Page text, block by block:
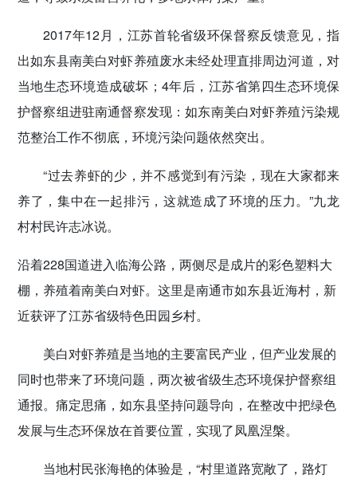
2017年12月，江苏首轮省级环保督察反馈意见，指
出如东县南美白对虾养殖废水未经处理直排周边河道，对
当地生态环境造成破坏；4年后，江苏省第四生态环境保
护督察组进驻南通督察发现：如东南美白对虾养殖污染规
范整治工作不彻底，环境污染问题依然突出。
“过去养虾的少，并不感觉到有污染，现在大家都来
养了，集中在一起排污，这就造成了环境的压力。”九龙
村村民许志冰说。
沿着228国道进入临海公路，两侧尽是成片的彩色塑料大
棚，养殖着南美白对虾。这里是南通市如东县近海村，新
近获评了江苏省级特色田园乡村。
美白对虾养殖是当地的主要富民产业，但产业发展的
同时也带来了环境问题，两次被省级生态环境保护督察组
通报。痛定思痛，如东县坚持问题导向，在整改中把绿色
发展与生态环保放在首要位置，实现了凤凰涅槃。
当地村民张海艳的体验是，“村里道路宽敞了，路灯